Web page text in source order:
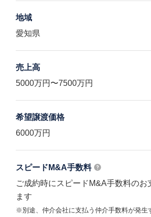
地域
愛知県
売上高
5000万円〜7500万円
希望譲渡価格
6000万円
スピードM&A手数料
ご成約時にスピードM&A手数料のお
ます
※別途、仲介会社に支払う仲介手数料が発生